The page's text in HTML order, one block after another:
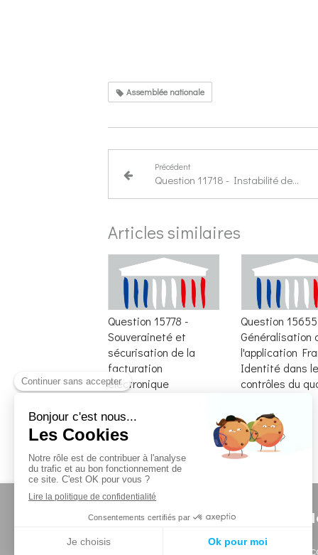
Assemblée nationale
Précédent
Question 11718 - Instabilité des nomenclatures NAF et réforme du KBIS
Articles similaires
Question 15778 -
Souveraineté et
sécurisation de la
facturation
électronique
Question
Généralisation
l'application
Identité dans
contrôles du
Secrétariat en